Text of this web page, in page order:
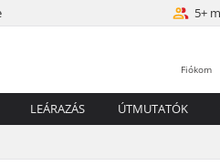
5+
Fiókom
LEÁRAZÁS ÚTMUTATÓK